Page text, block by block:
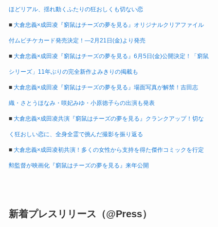
ほどリアル、揺れ動くふたりの狂おしくも切ない恋
■ 大倉忠義×成田凌『窮鼠はチーズの夢を見る』オリジナルクリアファイル
付ムビチケカード発売決定！―2月21日(金)より発売
■ 大倉忠義×成田凌『窮鼠はチーズの夢を見る』6月5日(金)公開決定！「窮鼠
シリーズ」11年ぶりの完全新作よみきりの掲載も
■ 大倉忠義×成田凌『窮鼠はチーズの夢を見る』場面写真が解禁！吉田志
織・さとうほなみ・咲妃みゆ・小原徳子らの出演も発表
■ 大倉忠義×成田凌共演『窮鼠はチーズの夢を見る』クランクアップ！切な
く狂おしい恋に、全身全霊で挑んだ撮影を振り返る
■ 大倉忠義×成田凌初共演！多くの女性から支持を得た傑作コミックを行定
勲監督が映画化『窮鼠はチーズの夢を見る』来年公開
新着プレスリリース（@Press）